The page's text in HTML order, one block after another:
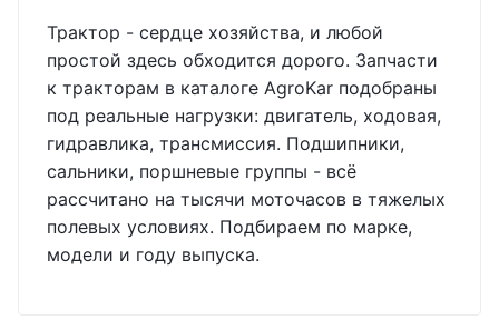
Трактор - сердце хозяйства, и любой
простой здесь обходится дорого. Запчасти
к тракторам в каталоге AgroKar подобраны
под реальные нагрузки: двигатель, ходовая,
гидравлика, трансмиссия. Подшипники,
сальники, поршневые группы - всё
рассчитано на тысячи моточасов в тяжелых
полевых условиях. Подбираем по марке,
модели и году выпуска.